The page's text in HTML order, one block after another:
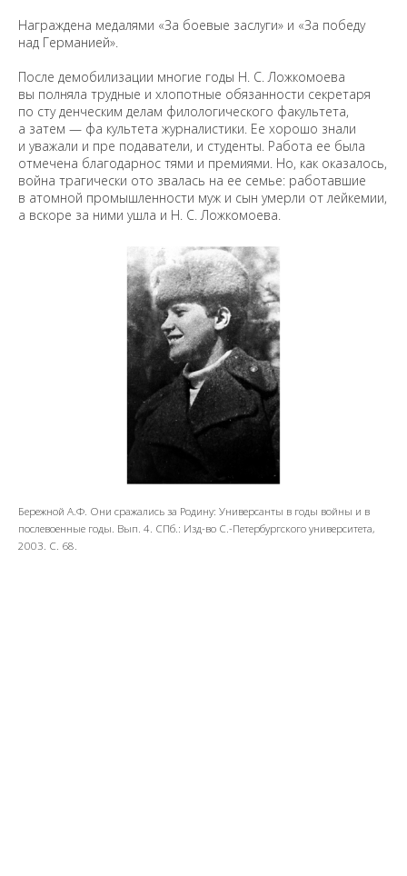
Награждена медалями «За боевые заслуги» и «За победу
над Германией».
После демобилизации многие годы Н. С. Ложкомоева
вы полняла трудные и хлопотные обязанности секретаря
по сту денческим делам филологического факультета,
а затем — фа культета журналистики. Ее хорошо знали
и уважали и пре подаватели, и студенты. Работа ее была
отмечена благодарнос тями и премиями. Но, как оказалось,
война трагически ото звалась на ее семье: работавшие
в атомной промышленности муж и сын умерли от лейкемии,
а вскоре за ними ушла и Н. С. Ложкомоева.
Бережной А.Ф. Они сражались за Родину: Универсанты в годы войны и в
послевоенные годы. Вып. 4. СПб.: Изд-во С.-Петербургского университета,
2003. С. 68.